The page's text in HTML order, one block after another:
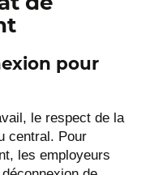
pour
le respect de la
central. Pour
les employeurs